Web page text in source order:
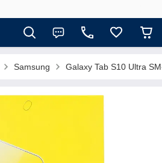
Samsung Galaxy Tab S10 Ultra